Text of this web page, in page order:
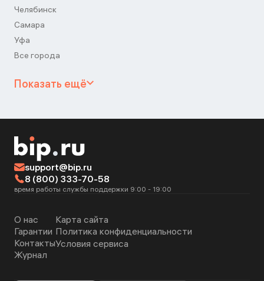
Челябинск
Самара
Уфа
Все города
Показать ещё
support@bip.ru
8 (800) 333-70-58
время работы службы поддержки 9:00 - 19:00
О нас
Гарантии
Контакты
Журнал
Карта сайта
Политика конфиденциальности
Условия сервиса